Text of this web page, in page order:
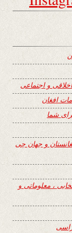
و اجتماعی
افغان
شما
و جهان چی
، معلوماتی و